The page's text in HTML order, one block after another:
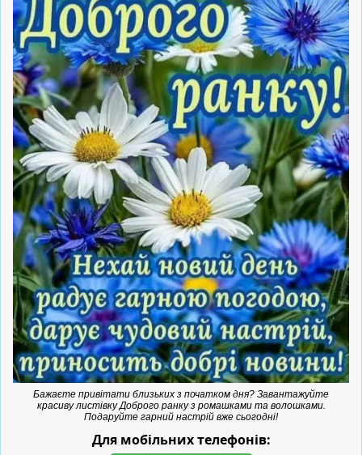
Бажаєте привітати близьких з початком дня? Завантажуйте
красиву листівку Доброго ранку з ромашками та волошками.
Подаруйте гарний настрій вже сьогодні!
Для мобільних телефонів: